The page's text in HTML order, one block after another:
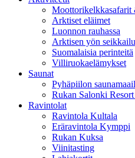
Arktiset eläimet
Luonnon rauhassa
Arktisen yön
Suomalaisia perinteitä
Villiruokaelämykset
Saunat
Pyhäpiilon
Rukan Salonki
Ravintolat
Ravintola Kultala
Eräravintola Kymppi
Rukan Kuksa
Viinitasting